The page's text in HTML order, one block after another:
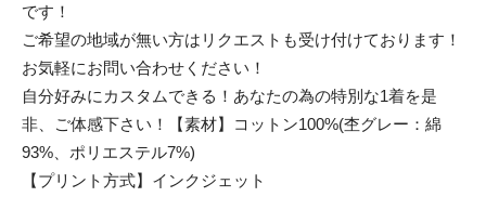
です！
ご希望の地域が無い方はリクエストも受け付けております！
お気軽にお問い合わせください！
自分好みにカスタムできる！あなたの為の特別な1着を是
非、ご体感下さい！【素材】コットン100%(杢グレー：綿
93%、ポリエステル7%)
【プリント方式】インクジェット